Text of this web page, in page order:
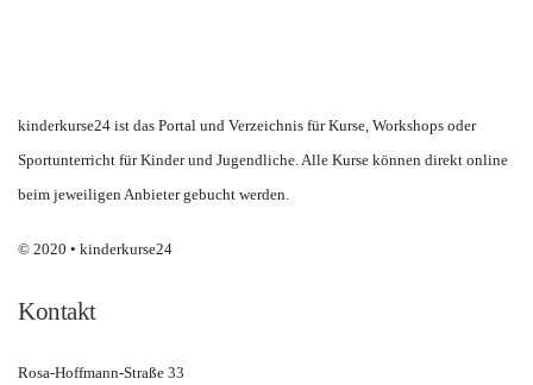
kinderkurse24 ist das Portal und Verzeichnis für Kurse, Workshops oder
Sportunterricht für Kinder und Jugendliche. Alle Kurse können direkt online
beim jeweiligen Anbieter gebucht werden.
© 2020 • kinderkurse24
Kontakt
Rosa-Hoffmann-Straße 33